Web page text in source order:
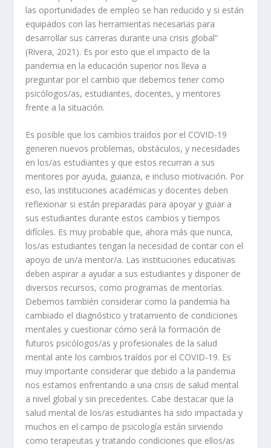
las oportunidades de empleo se han reducido y si están
equipados con las herramientas necesarias para
desarrollar sus carreras durante una crisis global”
(Rivera, 2021). Es por esto que el impacto de la
pandemia en la educación superior nos lleva a
preguntar por el cambio que debemos tener como
psicólogos/as, estudiantes, docentes, y mentores
frente a la situación.
Es posible que los cambios traídos por el COVID-19
generen nuevos problemas, obstáculos, y necesidades
en los/as estudiantes y que estos recurran a sus
mentores por ayuda, guianza, e incluso motivación. Por
eso, las instituciones académicas y docentes deben
reflexionar si están preparadas para apoyar y guiar a
sus estudiantes durante estos cambios y tiempos
difíciles. Es muy probable que, ahora más que nunca,
los/as estudiantes tengan la necesidad de contar con el
apoyo de un/a mentor/a. Las instituciones educativas
deben aspirar a ayudar a sus estudiantes y disponer de
diversos recursos, como programas de mentorías.
Debemos también considerar como la pandemia ha
cambiado el diagnóstico y tratamiento de condiciones
mentales y cuestionar cómo será la formación de
futuros psicólogos/as y profesionales de la salud
mental ante los cambios traídos por el COVID-19. Es
muy importante considerar que debido a la pandemia
nos estamos enfrentando a una crisis de salud mental
a nivel global y sin precedentes. Cabe destacar que la
salud mental de los/as estudiantes ha sido impactada y
muchos en el campo de psicología están sirviendo
como terapeutas y tratando condiciones que ellos/as